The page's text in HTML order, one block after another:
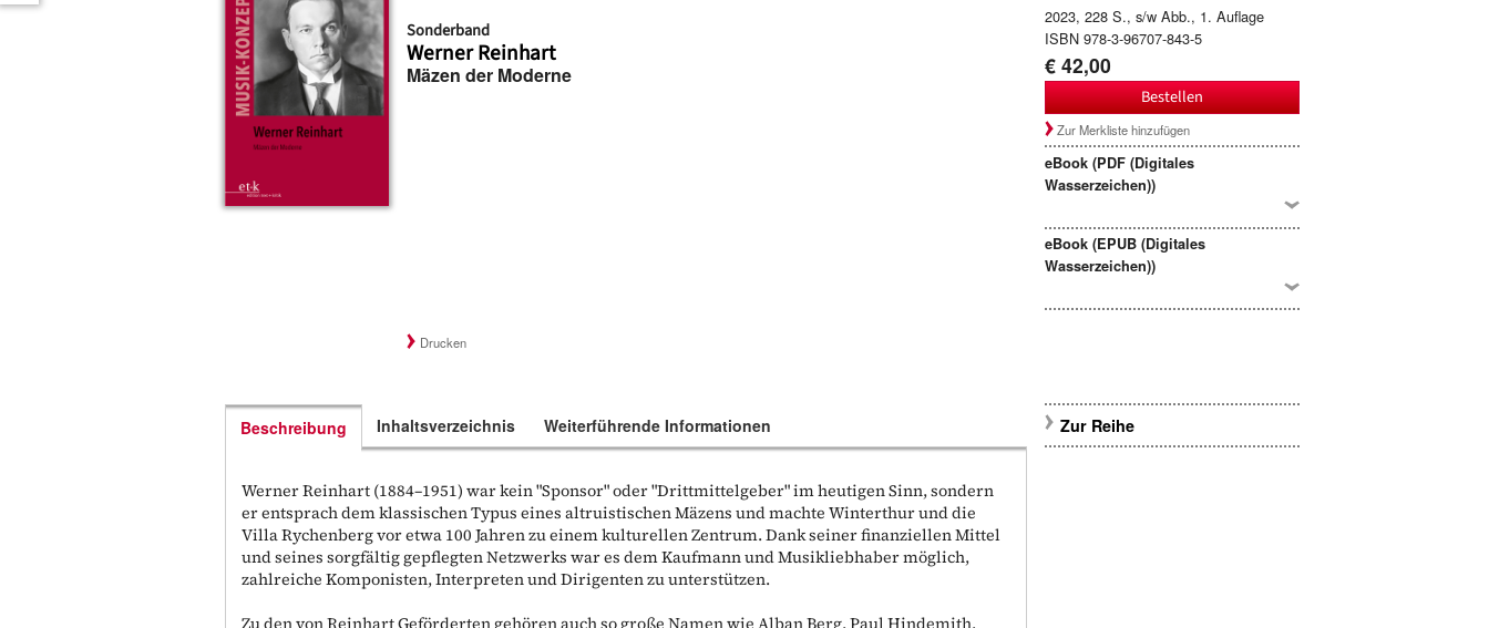
Sonderband
Werner Reinhart
Mäzen der Moderne
2023, 228 S., s/w Abb., 1. Auflage
ISBN 978-3-96707-843-5
€ 42,00
Bestellen
Zur Merkliste hinzufügen
eBook (PDF (Digitales
Wasserzeichen))
eBook (EPUB (Digitales
Wasserzeichen))
Drucken
Beschreibung
Werner Reinhart (1884–1951) war kein "Sponsor" oder "Drittmittelgeber" im heutigen Sinn, sondern
er entsprach dem klassischen Typus eines altruistischen Mäzens und machte Winterthur und die
Villa Rychenberg vor etwa 100 Jahren zu einem kulturellen Zentrum. Dank seiner finanziellen Mittel
und seines sorgfältig gepflegten Netzwerks war es dem Kaufmann und Musikliebhaber möglich,
zahlreiche Komponisten, Interpreten und Dirigenten zu unterstützen.
Zu den von Reinhart Geförderten gehören auch so große Namen wie Alban Berg, Paul Hindemith,
Inhaltsverzeichnis Weiterführende Informationen Zur Reihe